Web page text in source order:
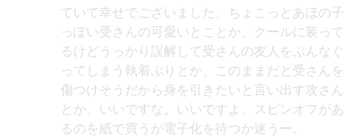
ていて幸せでございました。ちょこっとあほの子
っぽい受さんの可愛いとことか、クールに装って
るけどうっかり誤解して受さんの友人をぶんなぐ
ってしまう執着ぶりとか、このままだと受さんを
傷つけそうだから身を引きたいと言い出す攻さん
とか、いいですな。いいですよ。スピンオフがあ
るのを紙で買うが電子化を待つか迷うー。